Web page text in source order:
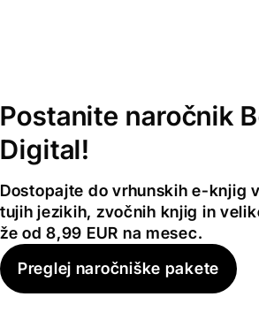
Postanite naročnik
Digital!
Dostopajte do vrhunskih e-knjig
tujih jezikih, zvočnih knjig in
že od 8,99 EUR na mesec.
Preglej naročniške pakete